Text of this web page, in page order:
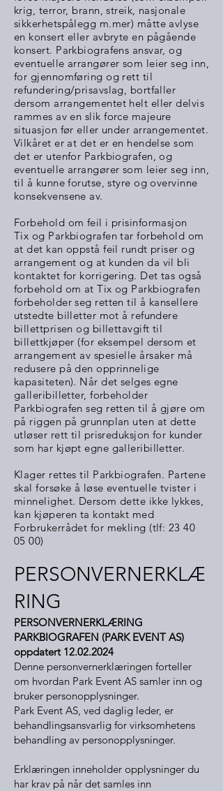
krig, terror, brann, streik, nasjonale
sikkerhetspålegg m.mer) måtte avlyse
en konsert eller avbryte en pågående
konsert. Parkbiografens ansvar, og
eventuelle arrangører som leier seg inn,
for gjennomføring og rett til
refundering/prisavslag, bortfaller
dersom arrangementet helt eller delvis
rammes av en slik force majeure
situasjon før eller under arrangementet.
Vilkåret er at det er en hendelse som
det er utenfor Parkbiografen, og
eventuelle arrangører som leier seg inn,
til å kunne forutse, styre og overvinne
konsekvensene av.
Forbehold om feil i prisinformasjon
Tix og Parkbiografen tar forbehold om
at det kan oppstå feil rundt priser og
arrangement og at kunden da vil bli
kontaktet for korrigering. Det tas også
forbehold om at Tix og Parkbiografen
forbeholder seg retten til å kansellere
utstedte billetter mot å refundere
billettprisen og billettavgift til
billettkjøper (for eksempel dersom et
arrangement av spesielle årsaker må
redusere på den opprinnelige
kapasiteten). Når det selges egne
galleribilletter, forbeholder
Parkbiografen seg retten til å gjøre om
på riggen på grunnplan uten at dette
utløser rett til prisreduksjon for kunder
som har kjøpt egne galleribilletter.
Klager rettes til Parkbiografen. Partene
skal forsøke å løse eventuelle tvister i
minnelighet. Dersom dette ikke lykkes,
kan kjøperen ta kontakt med
Forbrukerrådet for mekling (tlf: 23 40
05 00)
PERSONVERNERKLÆ
RING
PERSONVERNERKLÆRING
PARKBIOGRAFEN (PARK EVENT AS)
oppdatert 12.02.2024
Denne personvernerklæringen forteller
om hvordan Park Event AS samler inn og
bruker personopplysninger.
Park Event AS, ved daglig leder, er
behandlingsansvarlig for virksomhetens
behandling av personopplysninger.
Erklæringen inneholder opplysninger du
har krav på når det samles inn